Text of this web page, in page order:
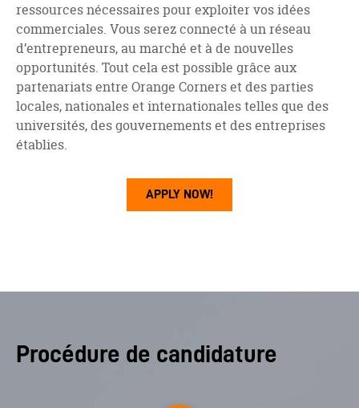
ressources nécessaires pour exploiter vos idées
commerciales. Vous serez connecté à un réseau
d’entrepreneurs, au marché et à de nouvelles
opportunités. Tout cela est possible grâce aux
partenariats entre Orange Corners et des parties
locales, nationales et internationales telles que des
universités, des gouvernements et des entreprises
établies.
APPLY NOW!
Procédure de candidature